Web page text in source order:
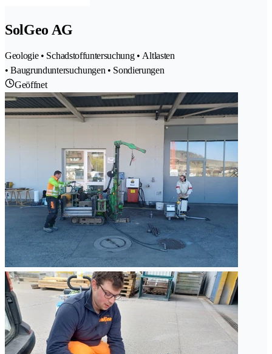
SolGeo AG
Geologie • Schadstoffuntersuchung • Altlasten
• Baugrunduntersuchungen • Sondierungen
Geöffnet